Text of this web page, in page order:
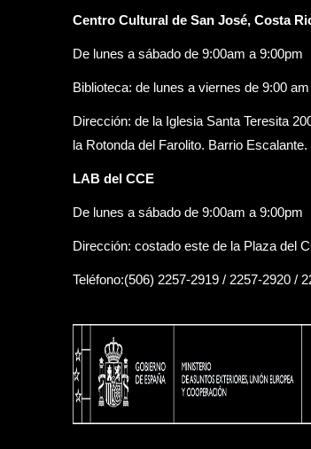
Centro Cultural de San José, Costa
De lunes a sábado de 9:00am a 9:00pm
Biblioteca: de lunes a viernes de 9:00
Dirección: de la Iglesia Santa Teresita
la Rotonda del Farolito. Barrio Escalante.
LAB del CCE
De lunes a sábado de 9:00am a 9:00pm
Dirección: costado este de la Plaza del
Teléfono:(506) 2257-2919 / 2257-2920 /